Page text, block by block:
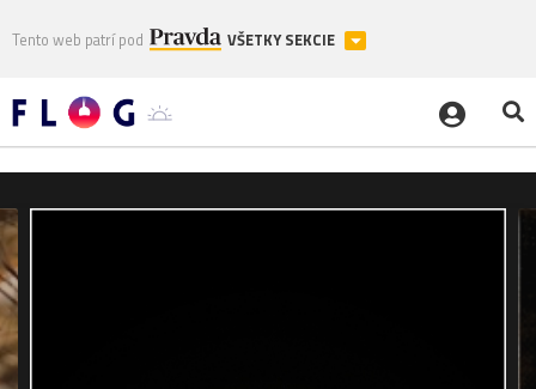
Tento web patrí pod VŠETKY SEKCIE